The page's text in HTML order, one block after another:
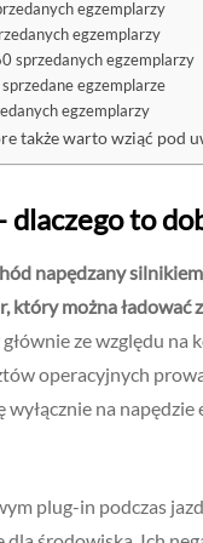
egzemplarzy
egzemplarzy
sprzedanych egzemplarzy
egzemplarze
egzemplarzy
także warto wziąć pod
dlaczego to
napędzany
który można ładować
ze względu
operacyjnych
wyłącznie na
plug-in podczas